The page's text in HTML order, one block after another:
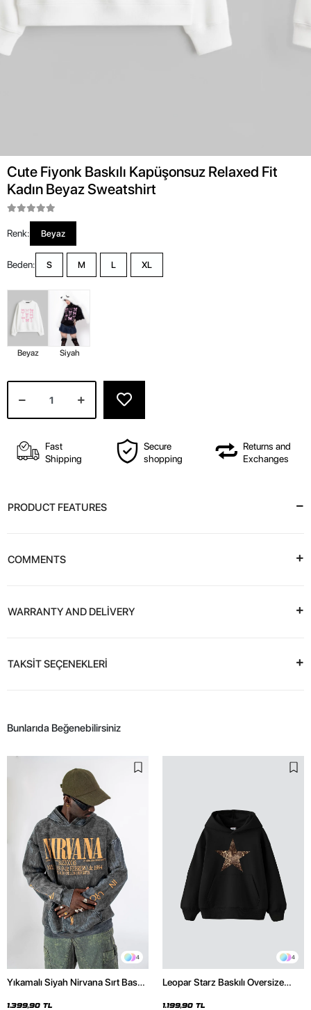
Cute Fiyonk Baskılı Kapüşonsuz Relaxed Fit
Kadın Beyaz Sweatshirt
Renk: Beyaz
Beden: S M L XL
Beyaz Siyah
Fast
Shipping
Secure
shopping
Returns and
Exchanges
PRODUCT FEATURES
COMMENTS
WARRANTY AND DELİVERY
TAKSİT SEÇENEKLERİ
Bunlarıda Beğenebilirsiniz
4
Yıkamalı Siyah Nirvana Sırt Baskılı
1.399,90 TL
4
Leopar Starz Baskılı Oversize
1.199,90 TL